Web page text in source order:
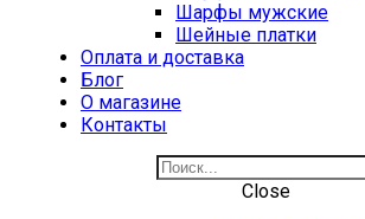
Шарфы мужские
Шейные платки
Оплата и доставка
Блог
О магазине
Контакты
Close